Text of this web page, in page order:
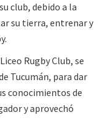
club, debido a la
su tierra, entrenar y
Rugby Club, se
Tucumán, para dar
conocimientos de
y aprovechó